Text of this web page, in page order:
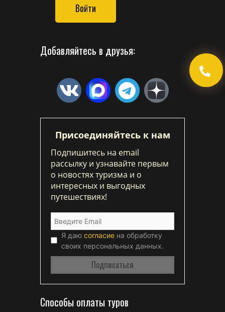
Войти
Добавляйтесь в друзья:
Присоединяйтесь к нам
Подпишитесь на email
рассылку и узнавайте первым
о новостях туризма и о
интересных и выгодных
путешествиях!
Я даю согласие на обработку
своих персональных данных.
Способы оплаты туров